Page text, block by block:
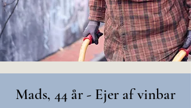
Mads, 44 år - Ejer af vinbar